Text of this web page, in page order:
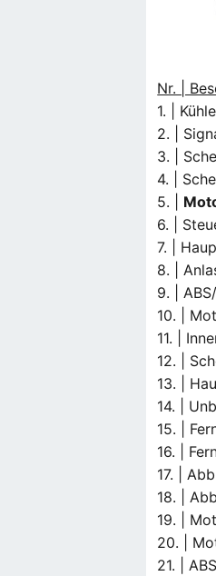
Nr. |
1. |
2. |
3. |
4. |
5. |
6. |
7. |
8. |
9. |
10. |
11. |
12. |
13. |
14. |
15. |
16. |
17. |
18. |
19. |
20. |
21. |